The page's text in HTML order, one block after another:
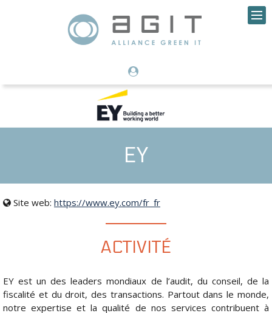
EY
Site web: https://www.ey.com/fr_fr
ACTIVITÉ
EY est un des leaders mondiaux de l’audit, du conseil, de la
fiscalité et du droit, des transactions. Partout dans le monde,
notre expertise et la qualité de nos services contribuent à